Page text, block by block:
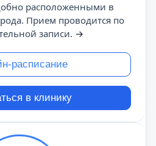
расположенными в
Прием проводится по
записи. →
расписание
в клинику